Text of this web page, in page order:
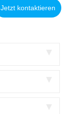
Jetzt kontaktieren